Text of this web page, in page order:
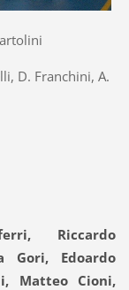
D. Franchini, A.
Riccardo
Gori, Edoardo
Matteo Cioni,